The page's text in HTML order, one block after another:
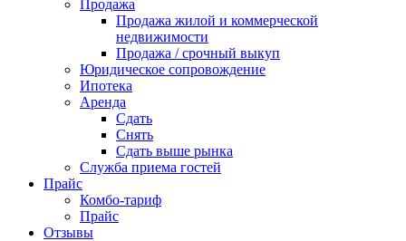
Продажа
Продажа жилой и коммерческой
недвижимости
Продажа / срочный выкуп
Юридическое сопровождение
Ипотека
Аренда
Сдать
Снять
Сдать выше рынка
Служба приема гостей
Прайс
Комбо-тариф
Прайс
Отзывы